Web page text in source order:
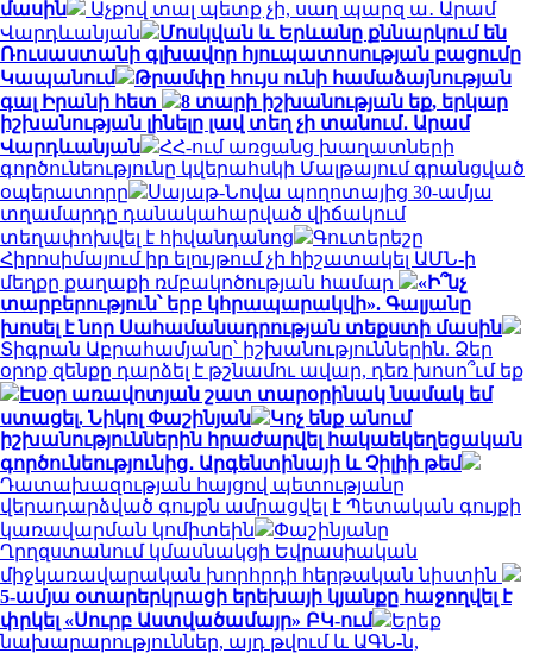
մասին
Աչքով տալ պետք չի, սաղ պարզ ա․ Արամ
Վարդևանյան
Մոսկվան և Երևանը քննարկում են
Ռուսաստանի գլխավոր հյուպատոսության բացումը
Կապանում
Թրամփը հույս ունի համաձայնության
գալ Իրանի հետ
8 տարի իշխանության եք, երկար
իշխանության լինելը լավ տեղ չի տանում․ Արամ
Վարդևանյան
ՀՀ-ում առցանց խաղատների
գործունեությունը կվերահսկի Մալթայում գրանցված
օպերատորը
Սայաթ-Նովա պողոտայից 30-ամյա
տղամարդը դանակահարված վիճակում
տեղափոխվել է հիվանդանոց
Գուտերեշը
Հիրոսիմայում իր ելույթում չի հիշատակել ԱՄՆ-ի
մեղքը քաղաքի ռմբակոծության համար
«Ի՞նչ
տարբերություն՝ երբ կհրապարակվի». Գալյանը
խոսել է նոր Սահամանադրության տեքստի մասին
Տիգրան Աբրահամյանը՝ իշխանություններին. Ձեր
օրոք զենքը դարձել է թշնամու ավար, դեռ խոսո՞ւմ եք
Էսօր առավոտյան շատ տարօրինակ նամակ եմ
ստացել. Նիկոլ Փաշինյան
Կոչ ենք անում
իշխանություններին հրաժարվել հակաեկեղեցական
գործունեությունից․ Արգենտինայի և Չիլիի թեմ
Դատախազության հայցով պետությանը
վերադարձված գույքն ամրացվել է Պետական գույքի
կառավարման կոմիտեին
Փաշինյանը
Ղրղզստանում կմասնակցի Եվրասիական
միջկառավարական խորհրդի հերթական նիստին
5-ամյա օտարերկրացի երեխայի կյանքը հաջողվել է
փրկել «Սուրբ Աստվածամայր» ԲԿ-ում
Երեք
նախարարություններ, այդ թվում և ԱԳՆ-ն,